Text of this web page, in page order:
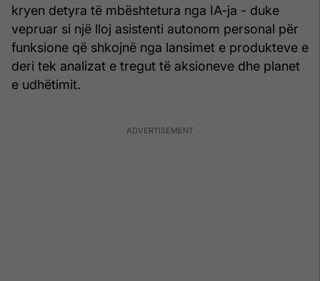
kryen detyra të mbështetura nga IA-ja - duke
vepruar si një lloj asistenti autonom personal për
funksione që shkojnë nga lansimet e produkteve e
deri tek analizat e tregut të aksioneve dhe planet
e udhëtimit.